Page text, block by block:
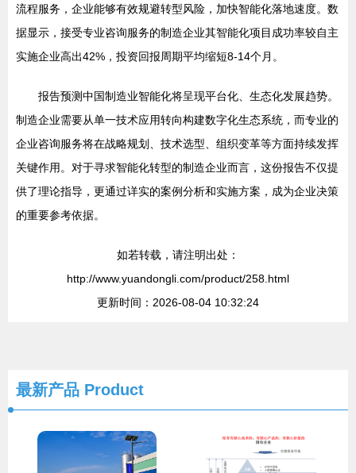
流程服务，企业能够有效规避转型风险，加快智能化落地速度。数
据显示，接受专业咨询服务的制造企业其智能化项目成功率较自主
实施企业高出42%，投资回报周期平均缩短8-14个月。
报告预测中国制造业智能化将呈现平台化、生态化发展趋势。
制造企业需要从单一技术应用转向构建数字化生态系统，而专业的
企业咨询服务将在战略规划、技术选型、组织变革等方面持续发挥
关键作用。对于寻求智能化转型的制造企业而言，这份报告不仅提
供了理论指导，更通过详实的案例分析和实施方案，成为企业决策
的重要参考依据。
如若转载，请注明出处：
http://www.yuandongli.com/product/258.html
更新时间：2026-08-04 10:32:24
最新产品 Product